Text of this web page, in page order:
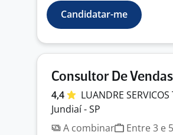
Candidatar-me
Consultor De
4,4 LUANDRE
Jundiaí - SP
A combinar
Entre 3 e